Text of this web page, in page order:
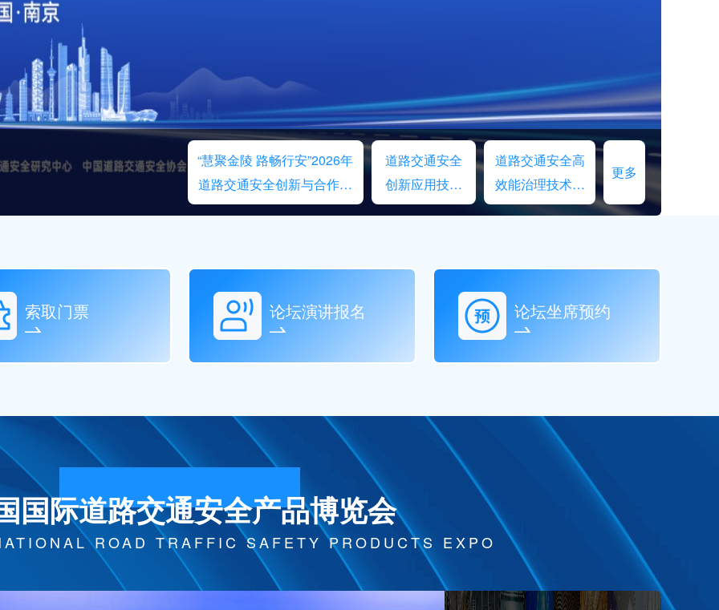
“慧聚金陵 路畅行安”2026年
道路交通安全创新与合作大
会
道路交通安全
创新应用技术
交流
道路交通安全高
效能治理技术交
流
更多
索取门票 论坛演讲报名 论坛坐席预约
国际道路交通安全产品博览会
ROAD TRAFFIC SAFETY PRODUCTS EXPO